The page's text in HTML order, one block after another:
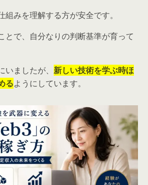
組みを理解する方が安全です。
とで、自分なりの判断基準が育って
ましたが、 新しい技術を学ぶ時ほ
るようにしています。